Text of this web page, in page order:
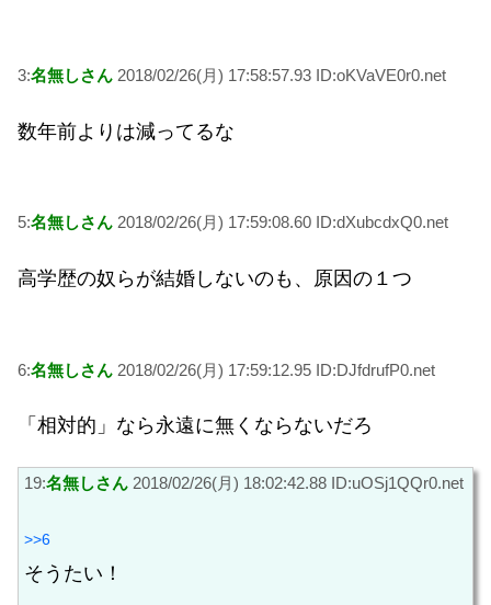
3:名無しさん 2018/02/26(月) 17:58:57.93 ID:oKVaVE0r0.net
数年前よりは減ってるな
5:名無しさん 2018/02/26(月) 17:59:08.60 ID:dXubcdxQ0.net
高学歴の奴らが結婚しないのも、原因の１つ
6:名無しさん 2018/02/26(月) 17:59:12.95 ID:DJfdrufP0.net
「相対的」なら永遠に無くならないだろ
19:名無しさん 2018/02/26(月) 18:02:42.88 ID:uOSj1QQr0.net
>>6
そうたい！